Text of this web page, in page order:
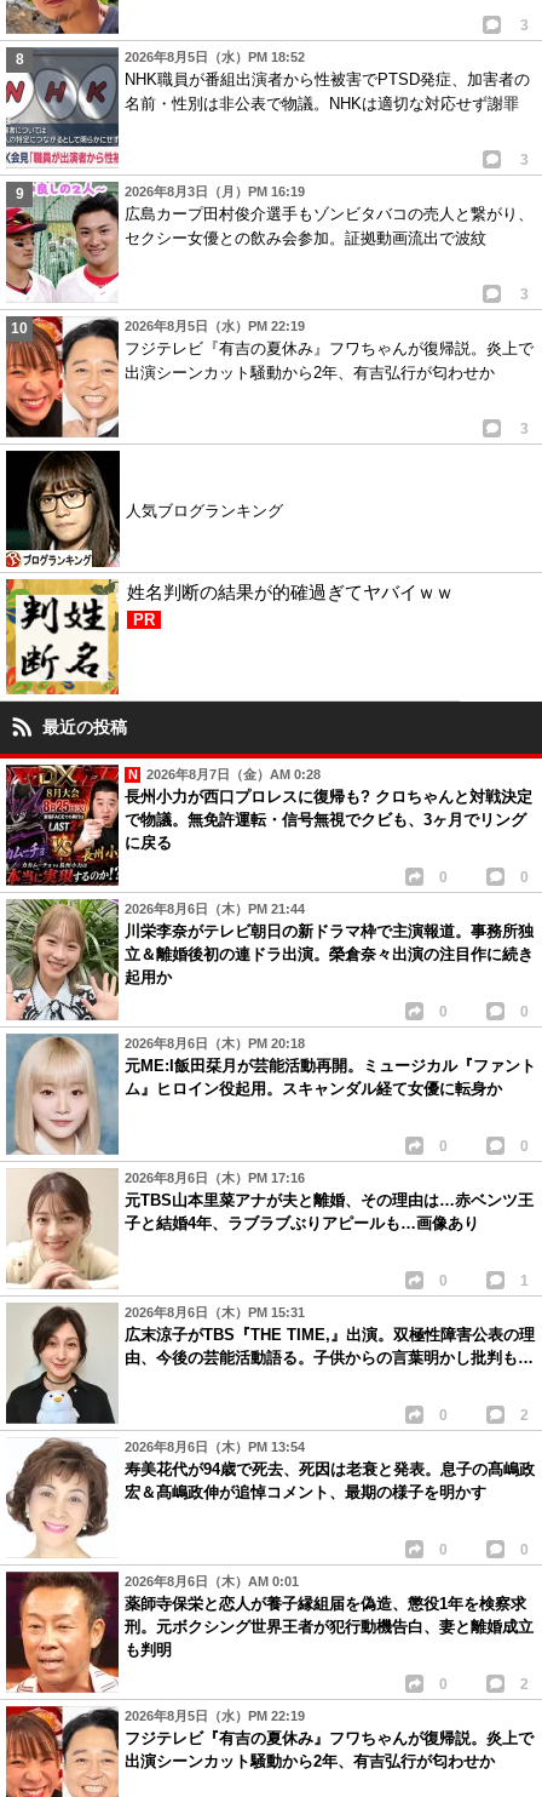
3
2026年8月5日（水）PM 18:52
NHK職員が番組出演者から性被害でPTSD発症、加害者の
名前・性別は非公表で物議。NHKは適切な対応せず謝罪
3
2026年8月3日（月）PM 16:19
広島カープ田村俊介選手もゾンビタバコの売人と繋がり、
セクシー女優との飲み会参加。証拠動画流出で波紋
3
2026年8月5日（水）PM 22:19
フジテレビ『有吉の夏休み』フワちゃんが復帰説。炎上で
出演シーンカット騒動から2年、有吉弘行が匂わせか
3
人気ブログランキング
姓名判断の結果が的確過ぎてヤバイｗｗ
PR
最近の投稿
2026年8月7日（金）AM 0:28
長州小力が西口プロレスに復帰も? クロちゃんと対戦決定
で物議。無免許運転・信号無視でクビも、3ヶ月でリング
に戻る
0 0
2026年8月6日（木）PM 21:44
川栄李奈がテレビ朝日の新ドラマ枠で主演報道。事務所独
立＆離婚後初の連ドラ出演。榮倉奈々出演の注目作に続き
起用か
0 0
2026年8月6日（木）PM 20:18
元ME:I飯田栞月が芸能活動再開。ミュージカル『ファント
ム』ヒロイン役起用。スキャンダル経て女優に転身か
0 0
2026年8月6日（木）PM 17:16
元TBS山本里菜アナが夫と離婚、その理由は…赤ベンツ王
子と結婚4年、ラブラブぶりアピールも…画像あり
0 1
2026年8月6日（木）PM 15:31
広末涼子がTBS『THE TIME,』出演。双極性障害公表の理
由、今後の芸能活動語る。子供からの言葉明かし批判も…
0 2
2026年8月6日（木）PM 13:54
寿美花代が94歳で死去、死因は老衰と発表。息子の髙嶋政
宏＆髙嶋政伸が追悼コメント、最期の様子を明かす
0 0
2026年8月6日（木）AM 0:01
薬師寺保栄と恋人が養子縁組届を偽造、懲役1年を検察求
刑。元ボクシング世界王者が犯行動機告白、妻と離婚成立
も判明
0 2
2026年8月5日（水）PM 22:19
フジテレビ『有吉の夏休み』フワちゃんが復帰説。炎上で
出演シーンカット騒動から2年、有吉弘行が匂わせか